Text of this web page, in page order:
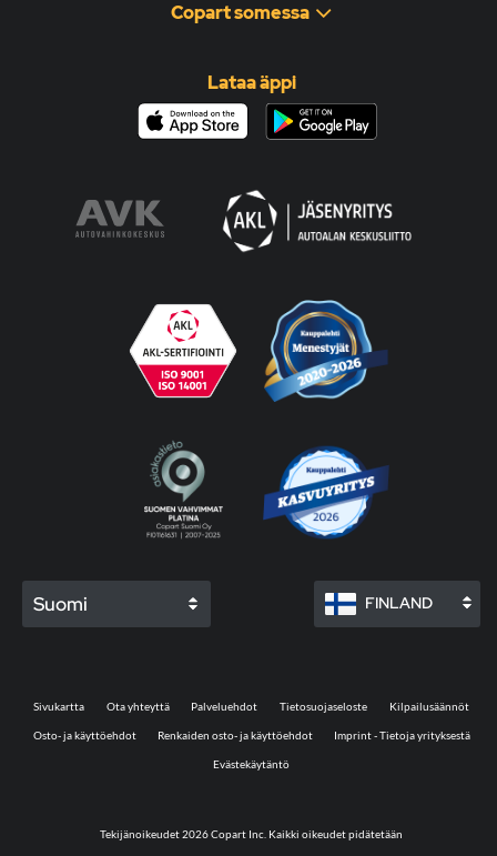
Copart somessa
Lataa äppi
Suomi FINLAND
Tekijänoikeudet 2026 Copart Inc. Kaikki oikeudet pidätetään
Sivukartta Ota yhteyttä Palveluehdot Tietosuojaseloste Kilpailusäännöt
Osto- ja käyttöehdot Renkaiden osto- ja käyttöehdot Imprint - Tietoja yrityksestä
Evästekäytäntö